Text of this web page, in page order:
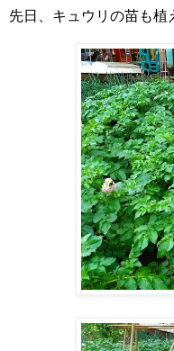
先日、キュウリの苗も植